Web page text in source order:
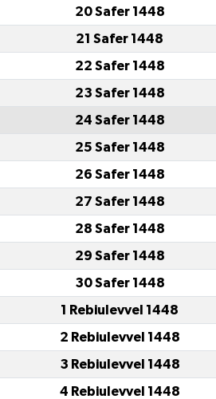
20 Safer 1448
21 Safer 1448
22 Safer 1448
23 Safer 1448
24 Safer 1448
25 Safer 1448
26 Safer 1448
27 Safer 1448
28 Safer 1448
29 Safer 1448
30 Safer 1448
1 Rebiulevvel 1448
2 Rebiulevvel 1448
3 Rebiulevvel 1448
4 Rebiulevvel 1448